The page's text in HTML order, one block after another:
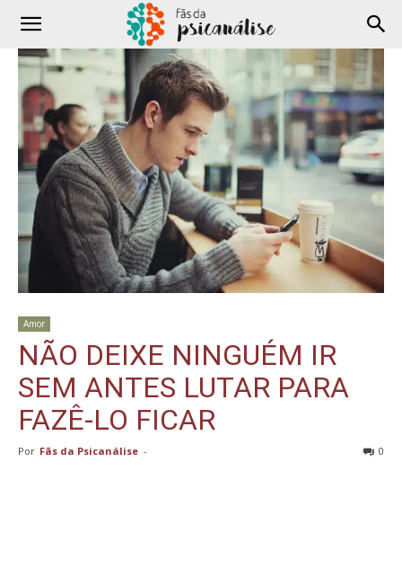
Amor
NÃO DEIXE NINGUÉM IR
SEM ANTES LUTAR PARA
FAZÊ-LO FICAR
Por Fãs da Psicanálise - 0